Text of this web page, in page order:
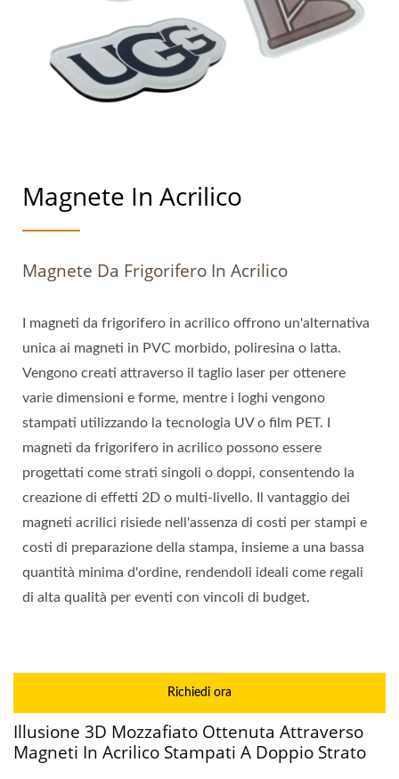
Magnete In Acrilico
Magnete Da Frigorifero In Acrilico
I magneti da frigorifero in acrilico offrono un'alternativa
unica ai magneti in PVC morbido, poliresina o latta.
Vengono creati attraverso il taglio laser per ottenere
varie dimensioni e forme, mentre i loghi vengono
stampati utilizzando la tecnologia UV o film PET. I
magneti da frigorifero in acrilico possono essere
progettati come strati singoli o doppi, consentendo la
creazione di effetti 2D o multi-livello. Il vantaggio dei
magneti acrilici risiede nell'assenza di costi per stampi e
costi di preparazione della stampa, insieme a una bassa
quantità minima d'ordine, rendendoli ideali come regali
di alta qualità per eventi con vincoli di budget.
Richiedi ora
Illusione 3D Mozzafiato Ottenuta Attraverso
Magneti In Acrilico Stampati A Doppio Strato